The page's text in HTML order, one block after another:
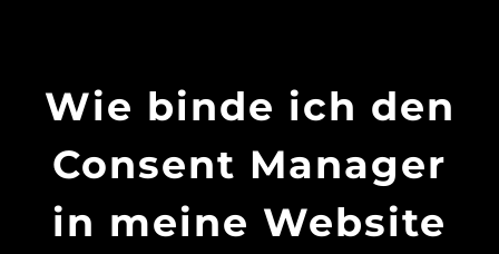
Wie binde ich den
Consent Manager
in meine Website